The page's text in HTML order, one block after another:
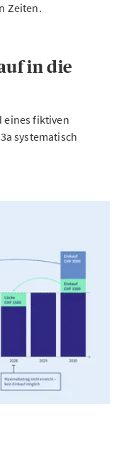
Zeiten.
in die
eines fiktiven
systematisch